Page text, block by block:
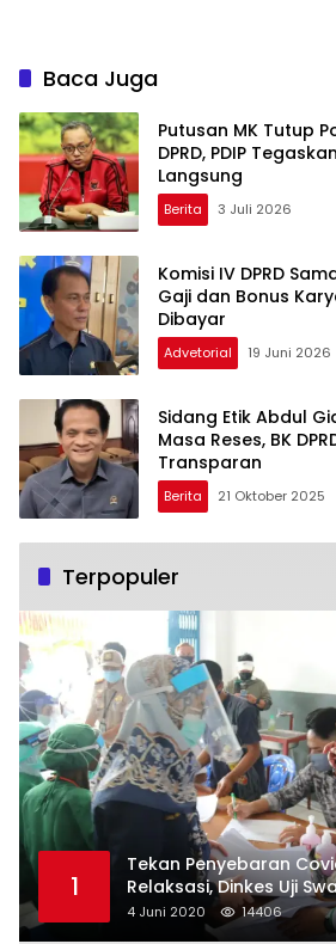
Baca Juga
Putusan MK Tutup
DPRD, PDIP
Langsung
Berita 3 Juli 2026
Komisi IV DPRD
Gaji dan Bonus
Dibayar
Advetorial 19 Juni 2026
Sidang Etik Abdul
Masa Reses, BK
Transparan
Berita 21 Oktober 2025
Terpopuler
1
Tekan Penyebaran
Relaksasi, Dinkes Uji
Pelabuhan Samarinda
4 Juni 2020 14406